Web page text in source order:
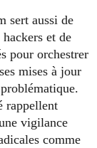
sert aussi de
et de
pour orchestrer
mises à jour
rappellent
vigilance
comme